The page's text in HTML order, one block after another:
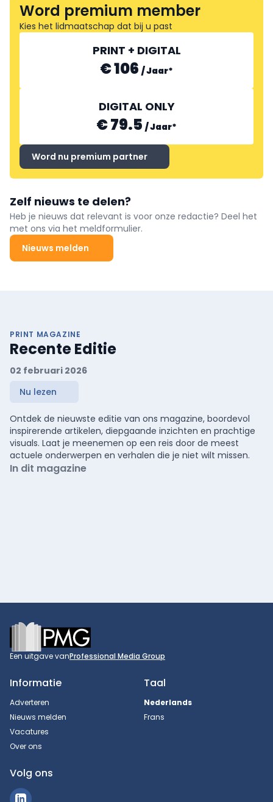
BAKER & BAKER BENELUX
Word premium member
Kies het lidmaatschap dat bij u past
PRINT + DIGITAL
€ 106 /Jaar*
DIGITAL ONLY
€ 79.5 /Jaar*
Word nu premium partner
Zelf nieuws te delen?
Heb je nieuws dat relevant is voor onze redactie? Deel het
met ons via het meldformulier.
Nieuws melden
PRINT MAGAZINE
Recente Editie
02 februari 2026
Nu lezen
Ontdek de nieuwste editie van ons magazine, boordevol
inspirerende artikelen, diepgaande inzichten en prachtige
visuals. Laat je meenemen op een reis door de meest
actuele onderwerpen en verhalen die je niet wilt missen.
In dit magazine
Footer
Een uitgave vanProfessional Media Group
Informatie
Adverteren
Nieuws melden
Vacatures
Over ons
Taal
Nederlands
Frans
Volg ons